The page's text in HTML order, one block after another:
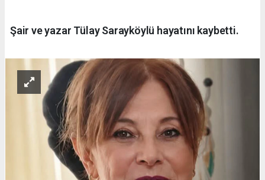
Şair ve yazar Tülay Sarayköylü hayatını kaybetti.